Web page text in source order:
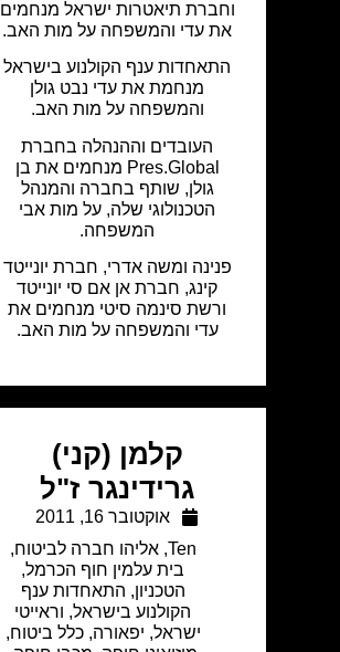
וחברת תיאטרות ישראל מנחמים
את עדי והמשפחה על מות האב.
התאחדות ענף הקולנוע בישראל
מנחמת את עדי נבט גולן
והמשפחה על מות האב.
העובדים וההנהלה בחברת
Pres.Global מנחמים את בן
גולן, שותף בחברה והמנהל
הטכנולוגי שלה, על מות אבי
המשפחה.
פנינה ומשה אדרי, חברת יונייטד
קינג, חברת אן אם סי יונייטד
ורשת סינמה סיטי מנחמים את
עדי והמשפחה על מות האב.
קלמן (קני)
גרידינגר ז"ל
אוקטובר 16, 2011
Ten
,אליהו חברה לביטוח,
בית עלמין חוף הכרמל,
הטכניון, התאחדות ענף
הקולנוע בישראל, וראייטי
ישראל, יפאורה,כלל ביטוח,